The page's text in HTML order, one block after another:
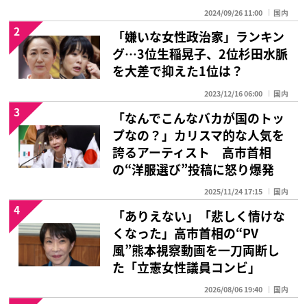
2024/09/26 11:00 国内
「嫌いな女性政治家」ランキン
グ…3位生稲晃子、2位杉田水脈
を大差で抑えた1位は？
2023/12/16 06:00 国内
2
「なんでこんなバカが国のトッ
プなの？」カリスマ的な人気を
誇るアーティスト 高市首相
の“洋服選び”投稿に怒り爆発
2025/11/24 17:15 国内
3
「ありえない」「悲しく情けな
くなった」高市首相の“PV
風”熊本視察動画を一刀両断し
た「立憲女性議員コンビ」
2026/08/06 19:40 国内
4